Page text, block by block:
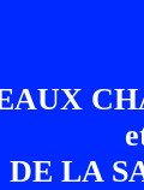
DE LA